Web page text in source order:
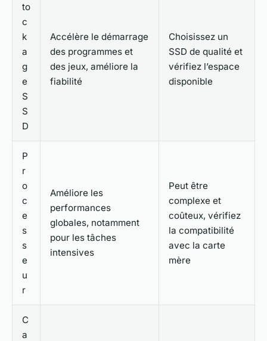
to
c
k
a
g
e
S
S
D
Accélère le démarrage
des programmes et
des jeux, améliore la
fiabilité
Choisissez un
SSD de qualité et
vérifiez l’espace
disponible
P
r
o
c
e
s
s
e
u
r
Améliore les
performances
globales, notamment
pour les tâches
intensives
Peut être
complexe et
coûteux, vérifiez
la compatibilité
avec la carte
mère
C
a